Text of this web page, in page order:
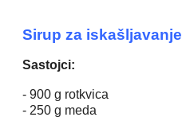
Sirup za iskašljavanje
Sastojci:
- 900 g rotkvica
- 250 g meda